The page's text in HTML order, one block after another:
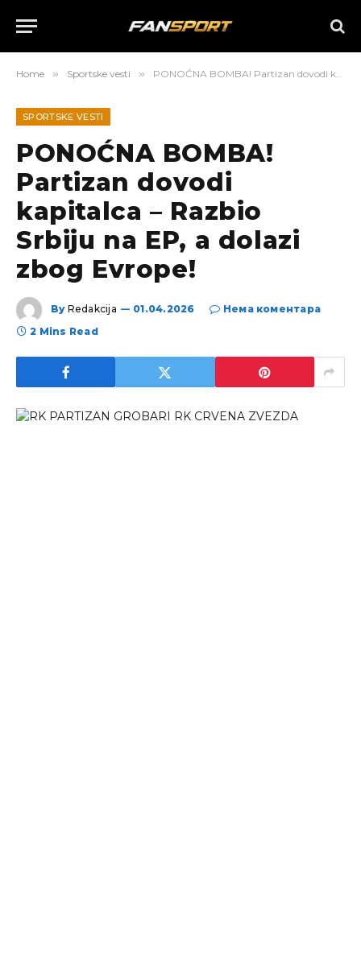
Home » Sportske vesti » PONOĆNA BOMBA! Partizan dovodi kapitalca – Razbio Srbiju na EP, a dolazi zbog Evrope!
SPORTSKE VESTI
PONOĆNA BOMBA!
Partizan dovodi
kapitalca – Razbio
Srbiju na EP, a dolazi
zbog Evrope!
By Redakcija 01.04.2026
Нема коментара
2 Mins Read